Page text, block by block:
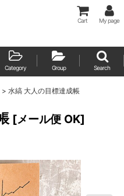
Cart My page
Category Group Search
> 水縞 大人の目標達成帳
[メール便 OK]